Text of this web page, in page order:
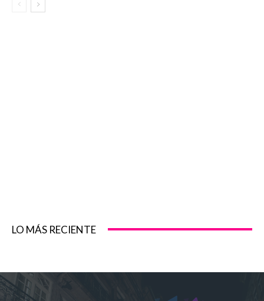
LO MÁS RECIENTE